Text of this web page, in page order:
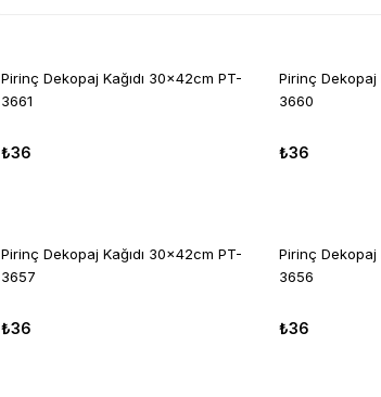
Pirinç Dekopaj Kağıdı 30x42cm PT-
3661
₺36
Pirinç Dekopaj
3660
₺36
Pirinç Dekopaj Kağıdı 30x42cm PT-
3657
₺36
Pirinç Dekopaj
3656
₺36